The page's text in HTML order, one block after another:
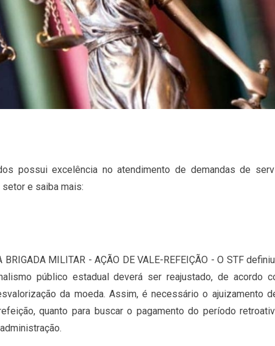
possui excelência no atendimento de demandas de
e saiba mais:
BRIGADA MILITAR - AÇÃO DE VALE-REFEIÇÃO - O STF
público estadual deverá ser reajustado, de acordo
da moeda. Assim, é necessário o ajuizamento
quanto para buscar o pagamento do período